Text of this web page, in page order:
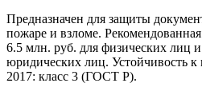
Предназначен для защиты
пожаре и взломе.
6.5 млн. руб. для физических лиц
юридических лиц. Устойчивость
2017: класс 3 (ГОСТ Р).